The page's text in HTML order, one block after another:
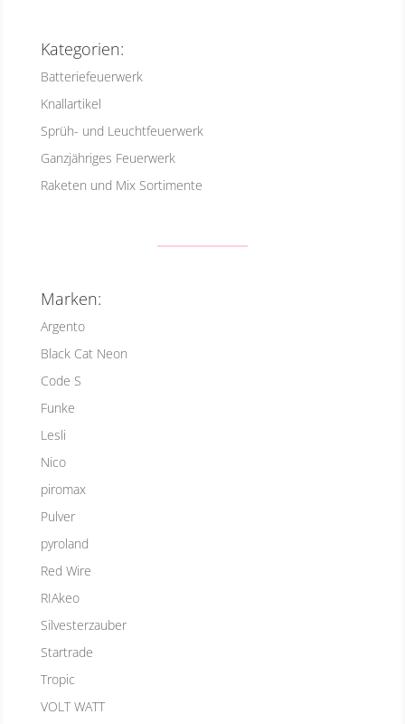
Kategorien:
Batteriefeuerwerk
Knallartikel
Sprüh- und Leuchtfeuerwerk
Ganzjähriges Feuerwerk
Raketen und Mix Sortimente
Marken:
Argento
Black Cat Neon
Code S
Funke
Lesli
Nico
piromax
Pulver
pyroland
Red Wire
RIAkeo
Silvesterzauber
Startrade
Tropic
VOLT WATT